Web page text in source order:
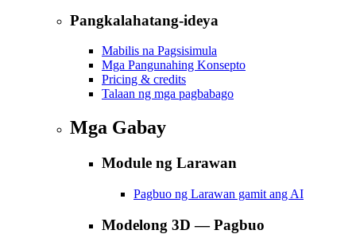
Pangkalahatang-ideya
Mabilis na Pagsisimula
Mga Pangunahing Konsepto
Pricing & credits
Talaan ng mga pagbabago
Mga Gabay
Module ng Larawan
Pagbuo ng Larawan gamit ang AI
Modelong 3D — Pagbuo